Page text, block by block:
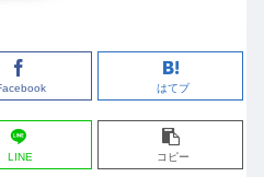
はてブ
LINE コピー